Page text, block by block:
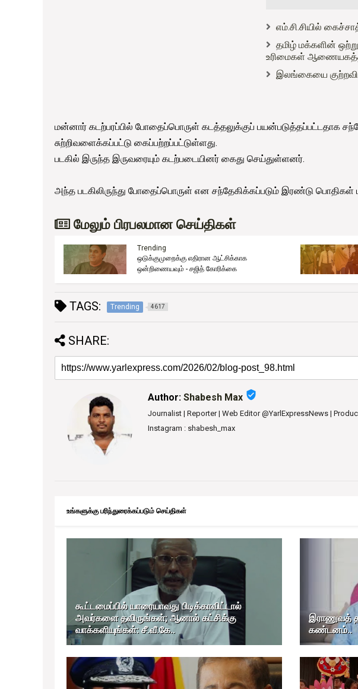
எம்.சி.சியில்
தமிழ் மக்களின்
உரிமைகள்
இலங்கையை
மன்னார் கடற்பரப்பில் போதைப்பொருள் கடத்தலுக்குப் பயன்படுத்தப்பட்டதாக
சுற்றிவளைக்கப்பட்டு கைப்பற்றப்பட்டுள்ளது.
படகில் இருந்த இருவரையும் கடற்படையினர் கைது செய்துள்ளனர்.
அந்த படகிலிருந்து போதைப்பொருள் என சந்தேகிக்கப்படும் இரண்டு பொதிகள்
மேலும் பிரபலமான செய்திகள்
Trending
ஒடுக்குமுறைக்கு எதிரான ஆட்சிக்காக
ஒன்றிணையவும் - சஜித் கோரிக்கை
TAGS: Trending 4617
SHARE:
Author: Shabesh Max verified_user
Journalist | Reporter | Web Editor @YarlExpressNews |
Instagram : shabesh_max
உங்களுக்கு பரிந்துரைக்கப்படும் செய்திகள்
கூட்டமைப்பில் யாரையாவது பிடிக்காவிட்டால்
அவர்களை தவிருங்கள்; ஆனால் கட்சிக்கு
வாக்களியுங்கள்: சீ.வீ.கே..
இராணுவத்
கண்டனம்..